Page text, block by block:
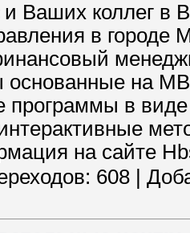
Ваших коллег в
в
на
программы в
на сайте
608